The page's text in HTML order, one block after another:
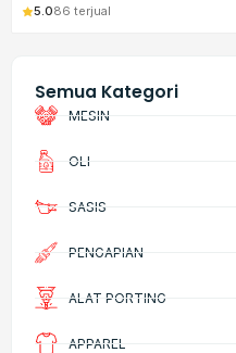
Semua Kategori
MESIN
OLI
SASIS
PENGAPIAN
ALAT PORTING
APPAREL
5.086 terjual